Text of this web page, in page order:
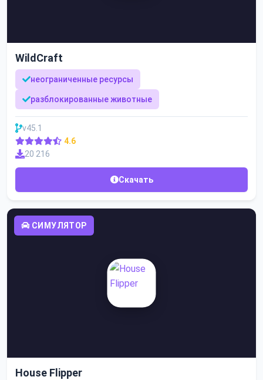
WildCraft
неограниченные ресурсы
разблокированные животные
v45.1
4.6
20 216
Скачать
СИМУЛЯТОР
House Flipper